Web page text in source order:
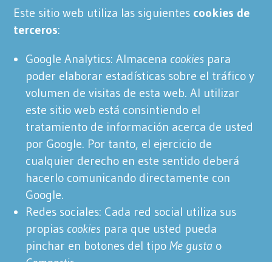
Este sitio web utiliza las siguientes cookies de
terceros:
Google Analytics: Almacena cookies para
poder elaborar estadísticas sobre el tráfico y
volumen de visitas de esta web. Al utilizar
este sitio web está consintiendo el
tratamiento de información acerca de usted
por Google. Por tanto, el ejercicio de
cualquier derecho en este sentido deberá
hacerlo comunicando directamente con
Google.
Redes sociales: Cada red social utiliza sus
propias cookies para que usted pueda
pinchar en botones del tipoMe gusta o